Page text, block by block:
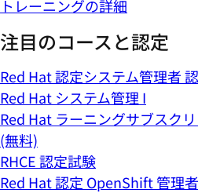
トレーニングの詳細
注目のコースと認定
Red Hat 認定システム管理者
Red Hat システム管理 I
Red Hat ラーニングサブスク
(無料)
RHCE 認定試験
Red Hat 認定 OpenShift 管理